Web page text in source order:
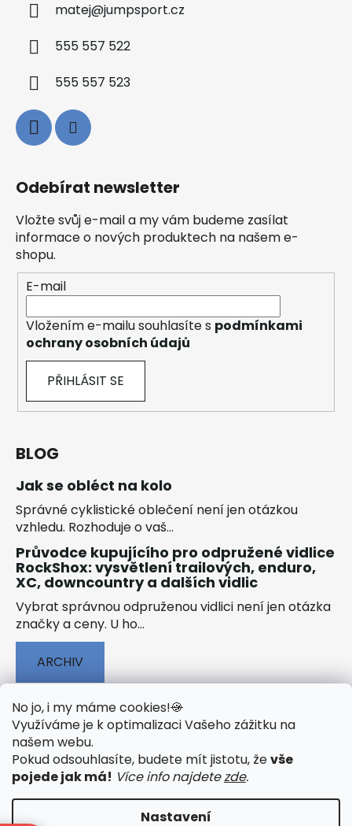
No jo, i my máme cookies!🍪
Využíváme je k optimalizaci Vašeho zážitku na
našem webu.
Pokud odsouhlasíte, budete mít jistotu, ževše
pojede jak má! Více info najdetezde.
Nastavení
matej@jumpsport.cz
555 557 522
555 557 523
Odebírat newsletter
Vložte svůj e-mail a my vám budeme zasílat
informace o nových produktech na našem e-
shopu.
E-mail
Vložením e-mailu souhlasíte s podmínkami
ochrany osobních údajů
PŘIHLÁSIT SE
BLOG
Jak se obléct na kolo
Správné cyklistické oblečení není jen otázkou
vzhledu. Rozhoduje o vaš...
Průvodce kupujícího pro odpružené vidlice
RockShox: vysvětlení trailových, enduro,
XC, downcountry a dalších vidlic
Vybrat správnou odpruženou vidlici není jen otázka
značky a ceny. U ho...
ARCHIV
🟢 TECHNOLOGIE
🟢 O ELEKTROKOLECH
🟢 NÁVODY KE STAŽENÍ